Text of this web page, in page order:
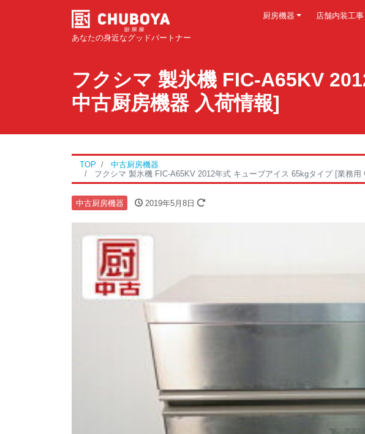
あなたの身近なグッドパートナー
厨房機器 店舗内装工事
フクシマ 製氷機 FIC-A65KV
中古厨房機器 入荷情報]
TOP
中古厨房機器
フクシマ 製氷機 FIC-A65KV 2012年式 キューブアイス 65kgタイプ [業務用
中古厨房機器 2019年5月8日